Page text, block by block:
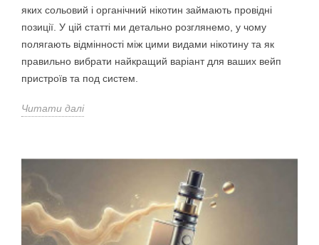
яких сольовий і органічний нікотин займають провідні
позиції. У цій статті ми детально розглянемо, у чому
полягають відмінності між цими видами нікотину та як
правильно вибрати найкращий варіант для ваших вейп
пристроїв та под систем.
Читати далі